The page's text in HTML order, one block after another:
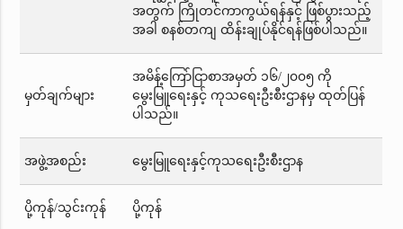
အတွက် ကြိုတင်ကာကွယ်ရန်နှင့် ဖြစ်ပွားသည့်
အခါ စနစ်တကျ ထိန်းချုပ်နိုင်ရန်ဖြစ်ပါသည်။
မှတ်ချက်များ
အမိန့်ကြော်ငြာစာအမှတ် ၁၆/၂၀၀၅ ကို
မွေးမြူရေးနှင့် ကုသရေးဦးစီးဌာနမှ ထုတ်ပြန်
ပါသည်။
အဖွဲ့အစည်း မွေးမြူရေးနှင့်ကုသရေးဦးစီးဌာန
ပို့ကုန်/သွင်းကုန် ပို့ကုန်